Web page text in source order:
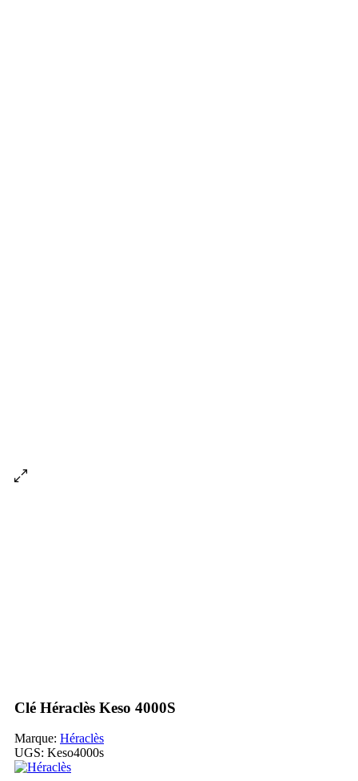
Clé Héraclès Keso 4000S
Marque: Héraclès
UGS: Keso4000s